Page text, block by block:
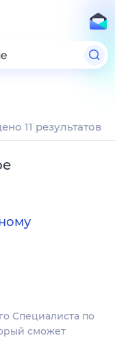
11 результатов
Специалиста по
сможет